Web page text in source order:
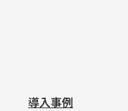
導入事例